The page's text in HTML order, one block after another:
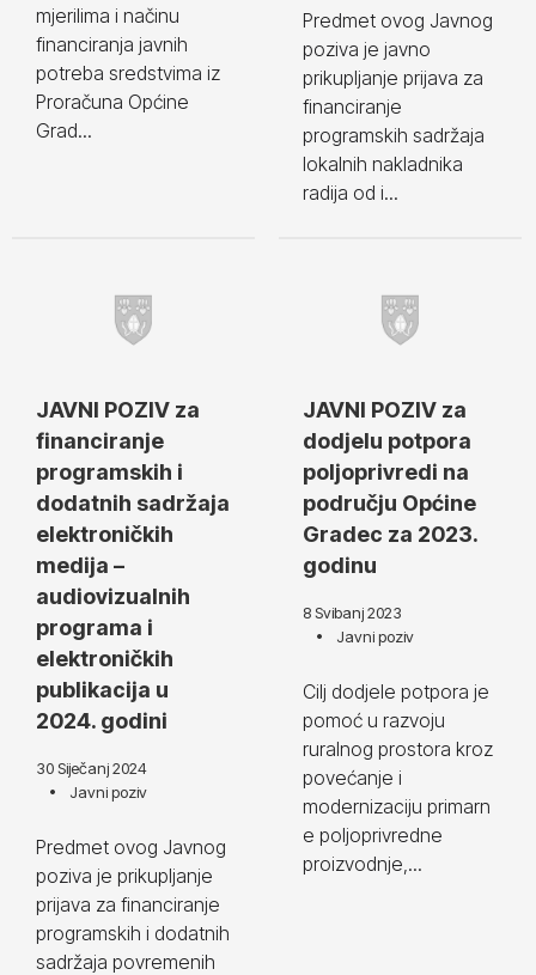
mjerilima i načinu
financiranja javnih
potreba sredstvima iz
Proračuna Općine
Grad...
Predmet ovog Javnog
poziva je javno
prikupljanje prijava za
financiranje
programskih sadržaja
lokalnih nakladnika
radija od i...
JAVNI POZIV za
financiranje
programskih i
dodatnih sadržaja
elektroničkih
medija –
audiovizualnih
programa i
elektroničkih
publikacija u
2024. godini
30 Siječanj 2024
Javni poziv
Predmet ovog Javnog
poziva je prikupljanje
prijava za financiranje
programskih i dodatnih
sadržaja povremenih
JAVNI POZIV za
dodjelu potpora
poljoprivredi na
području Općine
Gradec za 2023.
godinu
8 Svibanj 2023
Javni poziv
Cilj dodjele potpora je
pomoć u razvoju
ruralnog prostora kroz
povećanje i
modernizaciju primarn
e poljoprivredne
proizvodnje,...